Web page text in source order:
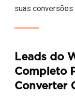
suas conversões
Leads do
Completo
Converter